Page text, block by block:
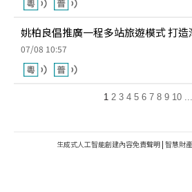
姚柏良倡推廣一程多站旅遊模式 打
07/08 10:57
1 2 3 4 5 6 7 8 9 10 ...
生成式人工智能創建內容免責聲明 | 智慧財